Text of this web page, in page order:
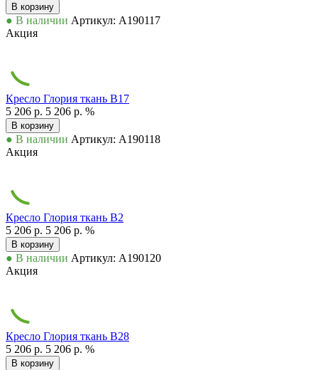
В корзину
● В наличии Артикул: А190117
Акция
Кресло Глория ткань В17
5 206 р. 5 206 р. %
В корзину
● В наличии Артикул: А190118
Акция
Кресло Глория ткань В2
5 206 р. 5 206 р. %
В корзину
● В наличии Артикул: А190120
Акция
Кресло Глория ткань В28
5 206 р. 5 206 р. %
В корзину